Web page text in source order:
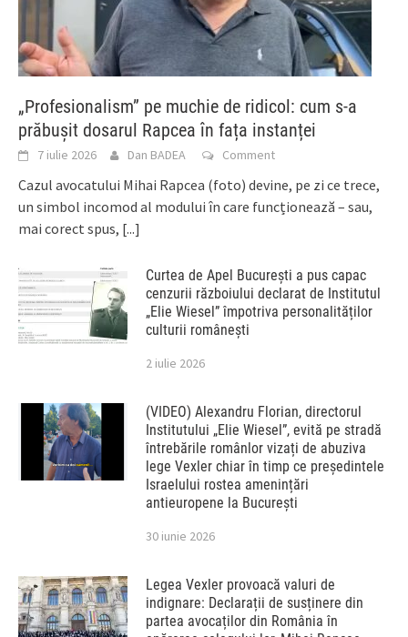
„Profesionalism” pe muchie de ridicol: cum s-a
prăbușit dosarul Rapcea în fața instanței
7 iulie 2026 Dan BADEA Comment
Cazul avocatului Mihai Rapcea (foto) devine, pe zi ce trece,
un simbol incomod al modului în care funcționează – sau,
mai corect spus, [...]
Curtea de Apel București a pus capac
cenzurii războiului declarat de Institutul
„Elie Wiesel” împotriva personalităților
culturii românești
2 iulie 2026
(VIDEO) Alexandru Florian, directorul
Institutului „Elie Wiesel”, evită pe stradă
întrebările românlor vizați de abuziva
lege Vexler chiar în timp ce președintele
Israelului rostea amenințări
antieuropene la București
30 iunie 2026
Legea Vexler provoacă valuri de
indignare: Declarații de susținere din
partea avocaților din România în